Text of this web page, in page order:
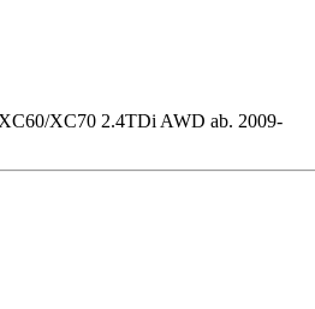
XC70 2.4TDi AWD ab. 2009-